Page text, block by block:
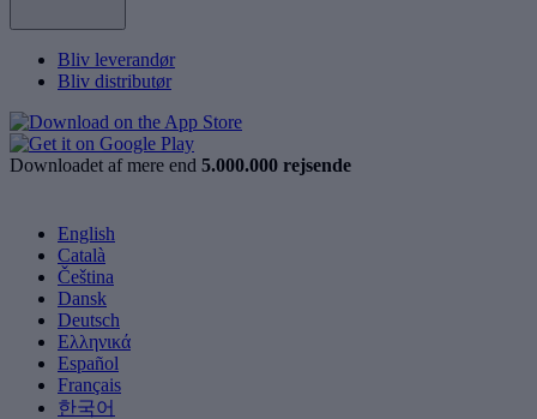
Bliv leverandør
Bliv distributør
Downloadet af mere end 5.000.000 rejsende
English
Català
Čeština
Dansk
Deutsch
Ελληνικά
Español
Français
한국어